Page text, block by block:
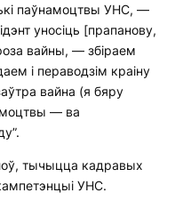
паўнамоцтвы УНС, —
уносіць [прапанову,
вайны, — збіраем
і пераводзім краіну
вайна (я бяру
— ва
тычыцца кадравых
УНС.